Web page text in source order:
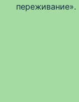
переживание».